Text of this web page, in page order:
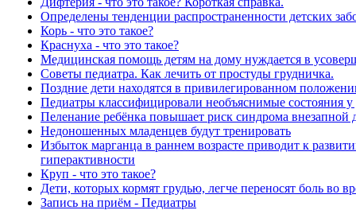
Определены тенденции распространенности детских
Корь - что это такое?
Краснуха - что это такое?
Медицинская помощь детям на дому нуждается в
Советы педиатра. Как лечить от простуды грудничка.
Поздние дети находятся в привилегированном
Педиатры классифицировали необъяснимые состояния
Пеленание ребёнка повышает риск синдрома внезапной
Недоношенных младенцев будут тренировать
Избыток марганца в раннем возрасте приводит к
гиперактивности
Круп - что это такое?
Дети, которых кормят грудью, легче переносят боль во
Запись на приём - Педиатры